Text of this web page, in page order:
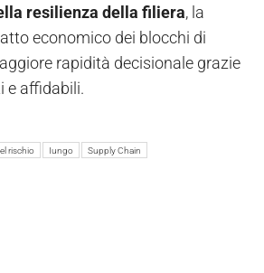
resilienza della filiera, la
economico dei blocchi di
rapidità decisionale grazie
e affidabili.
rischio Iungo Supply Chain